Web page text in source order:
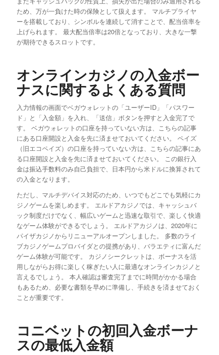
ため、万が一負けた時の保険として扱えます。 マルチプライヤ
ーを搭載しており、シンボルを連続して消すことで、配当倍率を
上げられます。 最大配当倍率は20倍となっており、大きな一撃
が期待できるスロットです。
オンラインカジノの入金ボー
ナスに関するよくある質問
入力情報の画面でベガウォレットの「ユーザーID」「パスワー
ド」と「入金額」を入れ、「送信」ボタンを押すと入金完了で
す。 ベガウォレットの口座を持っていない方は、こちらの記事
にある口座開設と入金を先に済ませておいてください。 ペイズ
（旧エコペイズ）の口座を持っていない方は、こちらの記事にあ
る口座開設と入金を先に済ませておいてください。 この銀行入
金は振込手数料のみ自己負担で、日本円から米ドルに換算されて
の入金となります。
ただし、マルチデバイス対応のため、いつでもどこでも気軽にカ
ジノゲームを楽しめます。 エルドアカジノでは、キャッシュバ
ック制度だけでなく、幅広いゲームと迅速な取引で、楽しく快適
なゲーム体験ができるでしょう。 エルドアカジノは、2020年に
パイザカジノからリニューアルオープンしました。 多数のライ
ブカジノゲームプロバイダとの提携があり、バラエティに富んだ
ゲーム体験が可能です。 カジノシークレットは、ボーナスを活
用しながらお得に楽しく稼ぎたい人に最適なオンラインカジノと
言えるでしょう。 本人確認は審査完了までに時間がかかる場合
もあるため、必要な書類を早めに準備し、手続きを済ませておく
ことが重要です。
コニベットの初回入金ボーナ
スの最低入金額